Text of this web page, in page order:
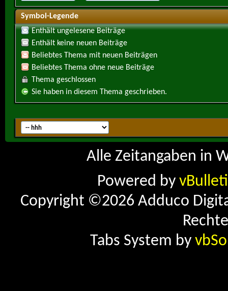
Symbol-Legende
Enthält ungelesene Beiträge
Enthält keine neuen Beiträge
Beliebtes Thema mit neuen Beiträgen
Beliebtes Thema ohne neue Beiträge
Thema geschlossen
Sie haben in diesem Thema geschrieben.
Alle Zeitangaben in
Powered by
Copyright ©2026 Adduco
Tabs System by